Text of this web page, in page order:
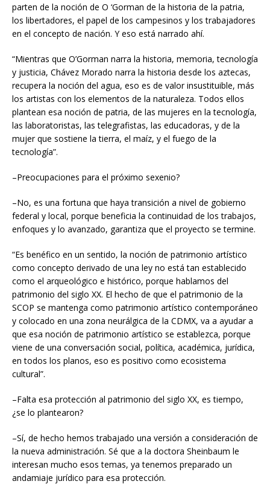
parten de la noción de O ‘Gorman de la historia de la patria,
los libertadores, el papel de los campesinos y los trabajadores
en el concepto de nación. Y eso está narrado ahí.
“Mientras que O’Gorman narra la historia, memoria, tecnología
y justicia, Chávez Morado narra la historia desde los aztecas,
recupera la noción del agua, eso es de valor insustituible, más
los artistas con los elementos de la naturaleza. Todos ellos
plantean esa noción de patria, de las mujeres en la tecnología,
las laboratoristas, las telegrafistas, las educadoras, y de la
mujer que sostiene la tierra, el maíz, y el fuego de la
tecnología”.
–Preocupaciones para el próximo sexenio?
–No, es una fortuna que haya transición a nivel de gobierno
federal y local, porque beneficia la continuidad de los trabajos,
enfoques y lo avanzado, garantiza que el proyecto se termine.
“Es benéfico en un sentido, la noción de patrimonio artístico
como concepto derivado de una ley no está tan establecido
como el arqueológico e histórico, porque hablamos del
patrimonio del siglo XX. El hecho de que el patrimonio de la
SCOP se mantenga como patrimonio artístico contemporáneo
y colocado en una zona neurálgica de la CDMX, va a ayudar a
que esa noción de patrimonio artístico se establezca, porque
viene de una conversación social, política, académica, jurídica,
en todos los planos, eso es positivo como ecosistema
cultural”.
–Falta esa protección al patrimonio del siglo XX, es tiempo,
¿se lo plantearon?
–Sí, de hecho hemos trabajado una versión a consideración de
la nueva administración. Sé que a la doctora Sheinbaum le
interesan mucho esos temas, ya tenemos preparado un
andamiaje jurídico para esa protección.